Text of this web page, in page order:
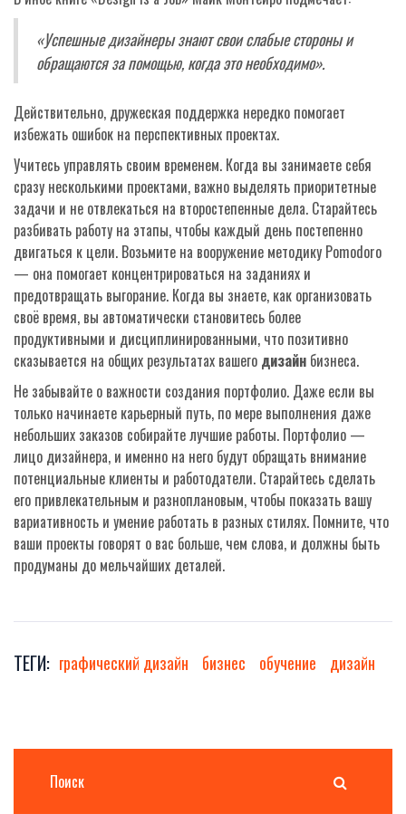
«Успешные дизайнеры знают свои слабые стороны и
обращаются за помощью, когда это необходимо».
Действительно, дружеская поддержка нередко помогает
избежать ошибок на перспективных проектах.
Учитесь управлять своим временем. Когда вы занимаете себя
сразу несколькими проектами, важно выделять приоритетные
задачи и не отвлекаться на второстепенные дела. Старайтесь
разбивать работу на этапы, чтобы каждый день постепенно
двигаться к цели. Возьмите на вооружение методику Pomodoro
— она помогает концентрироваться на заданиях и
предотвращать выгорание. Когда вы знаете, как организовать
своё время, вы автоматически становитесь более
продуктивными и дисциплинированными, что позитивно
сказывается на общих результатах вашего дизайн бизнеса.
Не забывайте о важности создания портфолио. Даже если вы
только начинаете карьерный путь, по мере выполнения даже
небольших заказов собирайте лучшие работы. Портфолио —
лицо дизайнера, и именно на него будут обращать внимание
потенциальные клиенты и работодатели. Старайтесь сделать
его привлекательным и разноплановым, чтобы показать вашу
вариативность и умение работать в разных стилях. Помните, что
ваши проекты говорят о вас больше, чем слова, и должны быть
продуманы до мельчайших деталей.
ТЕГИ: графический дизайн бизнес обучение дизайн